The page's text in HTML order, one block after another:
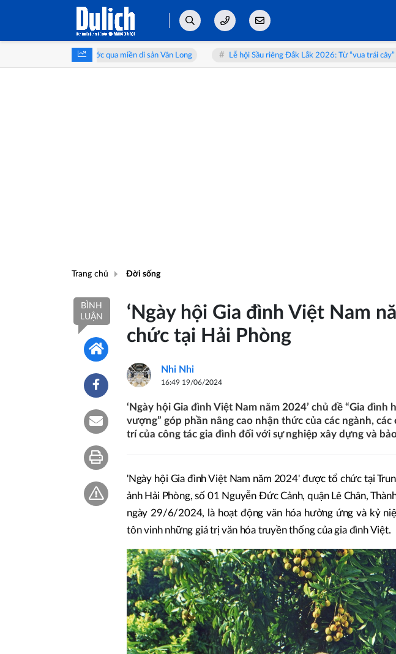
Sải bước qua miền di sản Vân Long Lễ hội Sầu riêng Đắk Lắk 2026: Từ “vua trái cây” đến hành trình
Trang chủ Đời sống
BÌNH
LUẬN
‘Ngày hội Gia đình Việt Nam
chức tại Hải Phòng
Nhi Nhi
16:49 19/06/2024
‘Ngày hội Gia đình Việt Nam năm 2024’ chủ đề “Gia
vượng” góp phần nâng cao nhận thức của các ngành,
trí của công tác gia đình đối với sự nghiệp xây dựng và
'Ngày hội Gia đình Việt Nam năm 2024' được tổ chức tại
ảnh Hải Phòng, số 01 Nguyễn Đức Cảnh, quận Lê Chân,
ngày 29/6/2024, là hoạt động văn hóa hưởng ứng và kỷ
tôn vinh những giá trị văn hóa truyền thống của gia đình Việt.